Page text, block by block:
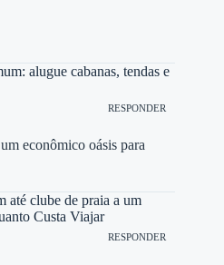
alugue cabanas, tendas e
RESPONDER
econômico oásis para
até clube de praia a um
Custa Viajar
RESPONDER